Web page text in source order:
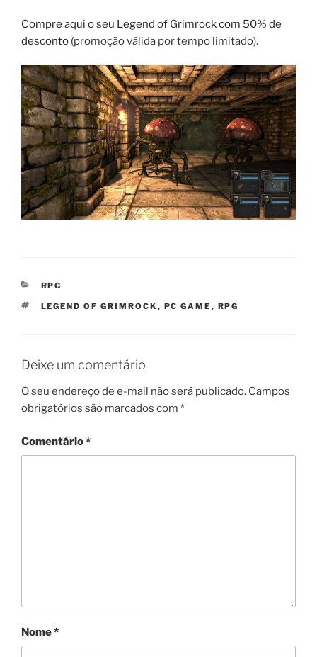
Compre aqui o seu Legend of Grimrock com 50% de
desconto (promoção válida por tempo limitado).
CATEGORIAS
RPG
TAGS
LEGEND OF GRIMROCK , PC GAME , RPG
Deixe um comentário
O seu endereço de e-mail não será publicado. Campos
obrigatórios são marcados com *
Comentário*
Nome*